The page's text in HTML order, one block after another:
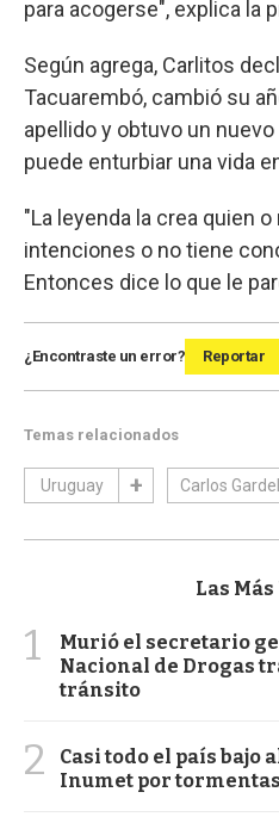
para acogerse", explica la
Según agrega, Carlitos
Tacuarembó, cambió su
apellido y obtuvo un
puede enturbiar una vida
"La leyenda la crea quien
intenciones o no tiene
Entonces dice lo que le
¿Encontraste un error? Reportar
Temas relacionados
Uruguay Carlos Gardel
Las
1
Murió el secretario
Nacional de Drogas
tránsito
2
Casi todo el país bajo
Inumet por